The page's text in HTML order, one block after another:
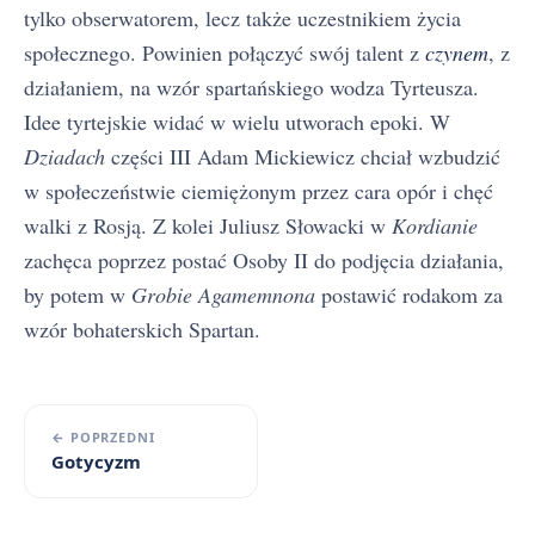
tylko obserwatorem, lecz także uczestnikiem życia
społecznego. Powinien połączyć swój talent z czynem, z
działaniem, na wzór spartańskiego wodza Tyrteusza.
Idee tyrtejskie widać w wielu utworach epoki. W
Dziadach części III Adam Mickiewicz chciał wzbudzić
w społeczeństwie ciemiężonym przez cara opór i chęć
walki z Rosją. Z kolei Juliusz Słowacki w Kordianie
zachęca poprzez postać Osoby II do podjęcia działania,
by potem w Grobie Agamemnona postawić rodakom za
wzór bohaterskich Spartan.
← POPRZEDNI
Gotycyzm